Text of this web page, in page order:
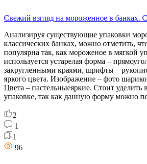
Свежий взгляд на мороженное в банках.
Анализируя существующие упаковки
классических банках, можно отметить,
популярна так, как мороженое в мягкой
используется устарелая форма –
закругленными краями, шрифты –
яркого цвета. Изображение – фото
Цвета – пастельныеяркие. Стоит уделить
упаковке, так как данную форму можно
2
1
1
96